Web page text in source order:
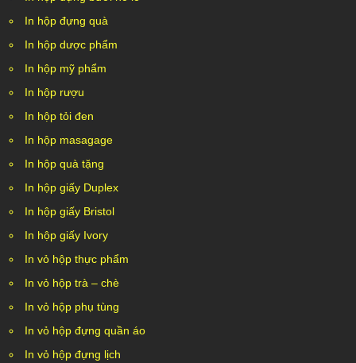
In hộp đựng quà
In hộp dược phẩm
In hộp mỹ phẩm
In hộp rượu
In hộp tỏi đen
In hộp masagage
In hộp quà tặng
In hộp giấy Duplex
In hộp giấy Bristol
In hộp giấy Ivory
In vỏ hộp thực phẩm
In vỏ hộp trà – chè
In vỏ hộp phụ tùng
In vỏ hộp đựng quần áo
In vỏ hộp đựng lịch